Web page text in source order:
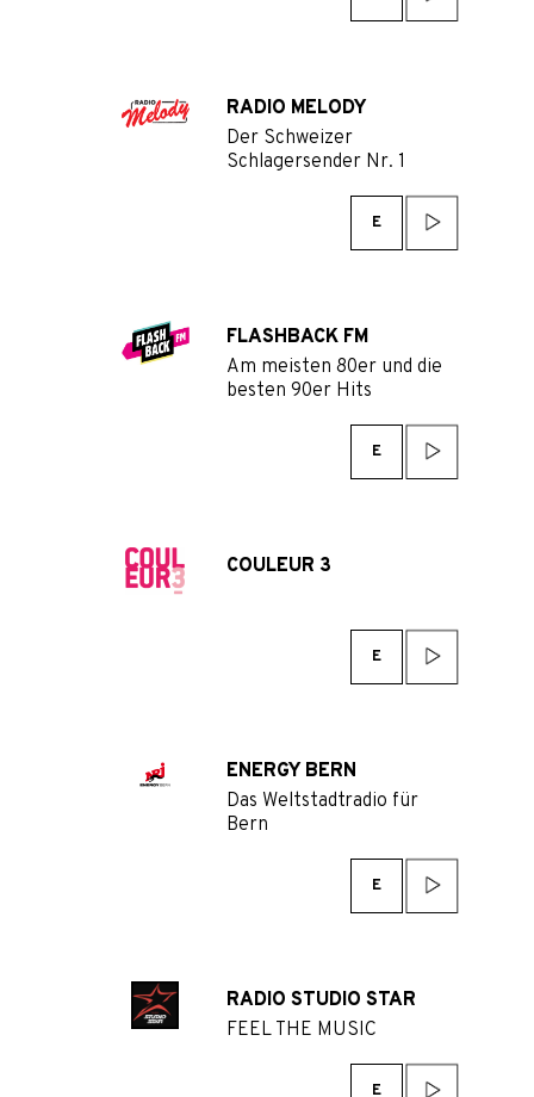
RADIO MELODY
Der Schweizer
Schlagersender Nr. 1
E
FLASHBACK FM
Am meisten 80er und die
besten 90er Hits
E
COULEUR 3
E
ENERGY BERN
Das Weltstadtradio für
Bern
E
RADIO STUDIO STAR
FEEL THE MUSIC
E